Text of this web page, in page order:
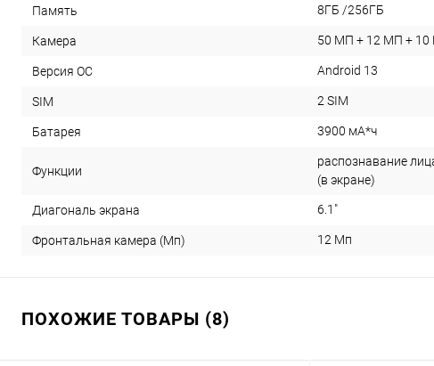
Память 8ГБ /256ГБ
Камера 50 МП + 12 МП +
Версия ОС Android 13
SIM 2 SIM
Батарея 3900 мА*ч
Функции
распознавание
(в экране)
Диагональ экрана 6.1"
Фронтальная камера (Мп) 12 Мп
ПОХОЖИЕ ТОВАРЫ (8)